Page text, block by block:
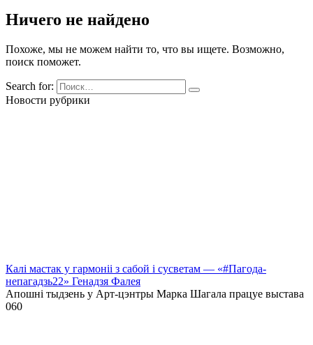
Ничего не найдено
Похоже, мы не можем найти то, что вы ищете. Возможно,
поиск поможет.
Search for:
Новости рубрики
Калі мастак у гармоніі з сабой і сусветам — «#Пагода-
непагадзь22» Генадзя Фалея
Апошні тыдзень у Арт-цэнтры Марка Шагала працуе выстава
060